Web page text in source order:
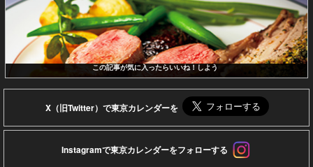
この記事が気に入ったらいいね！しよう
X（旧Twitter）で東京カレンダーを
Instagramで東京カレンダーをフォローする